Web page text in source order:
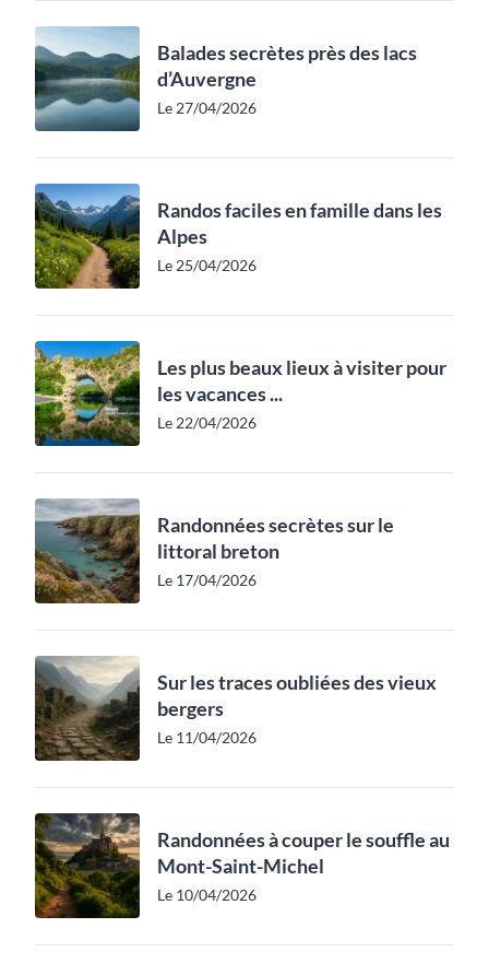
Balades secrètes près des lacs
d’Auvergne
Le 27/04/2026
Randos faciles en famille dans les
Alpes
Le 25/04/2026
Les plus beaux lieux à visiter pour
les vacances ...
Le 22/04/2026
Randonnées secrètes sur le
littoral breton
Le 17/04/2026
Sur les traces oubliées des vieux
bergers
Le 11/04/2026
Randonnées à couper le souffle au
Mont-Saint-Michel
Le 10/04/2026